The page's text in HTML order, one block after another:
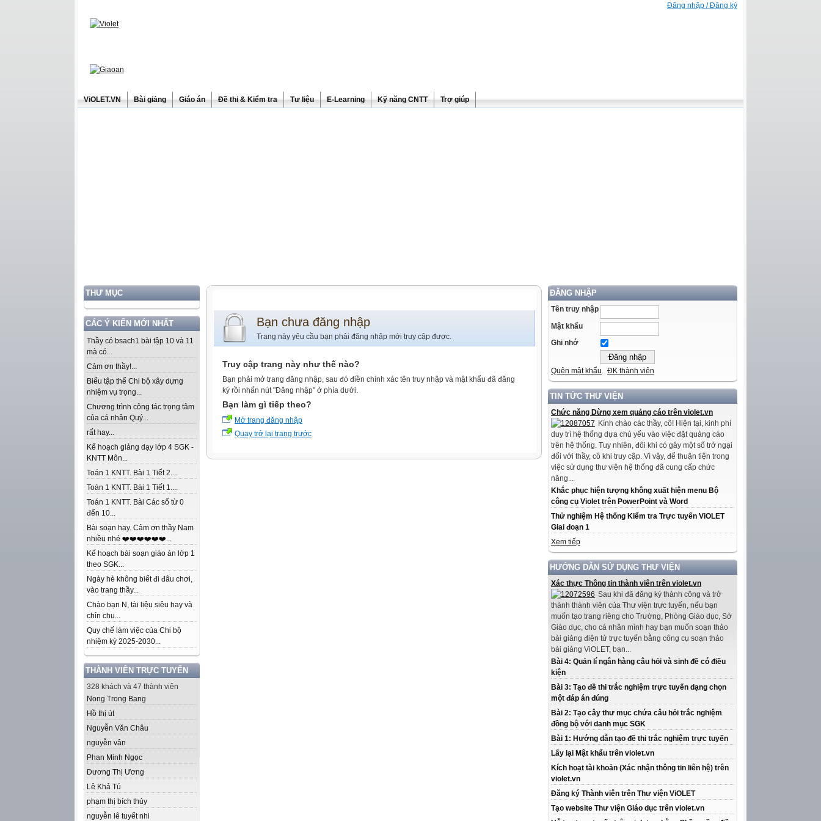
Đăng nhập / Đăng ký
ViOLET.VN Bài giảng Giáo án Đề thi & Kiểm tra Tư liệu E-Learning Kỹ năng CNTT Trợ giúp
THƯ MỤC
CÁC Ý KIẾN MỚI NHẤT
Thầy có bsach1 bài tập 10 và 11
mà có...
Cảm ơn thầy!...
Biểu tập thể Chi bộ xây dựng
nhiệm vụ trọng...
Chương trình công tác trọng tâm
của cá nhân Quý...
rất hay...
Kế hoạch giảng dạy lớp 4 SGK -
KNTT Môn...
Toán 1 KNTT. Bài 1 Tiết 2....
Toán 1 KNTT. Bài 1 Tiết 1....
Toán 1 KNTT. Bài Các số từ 0
đến 10...
Bài soạn hay. Cảm ơn thầy Nam
nhiều nhé ❤️❤️❤️❤️❤️❤️...
Kế hoạch bài soạn giáo án lớp 1
theo SGK...
Ngày hè không biết đi đâu chơi,
vào trang thầy...
Chào bạn N, tài liệu siêu hay và
chỉn chu...
Quy chế làm việc của Chi bộ
nhiệm kỳ 2025-2030...
THÀNH VIÊN TRỰC TUYẾN
328 khách và 47 thành viên
Nong Trong Bang
Hồ thị út
Nguyễn Văn Châu
nguyễn vân
Phan Minh Ngọc
Dương Thị Ương
Lê Khả Tú
phạm thị bích thủy
nguyễn lê tuyết nhi
ĐĂNG NHẬP
Tên truy nhập
Mật khẩu
Ghi nhớ
Quên mật khẩu ĐK thành viên
TIN TỨC THƯ VIỆN
Chức năng Dừng xem quảng cáo trên violet.vn
Kính chào các thầy, cô! Hiện tại, kinh phí
duy trì hệ thống dựa chủ yếu vào việc đặt quảng cáo
trên hệ thống. Tuy nhiên, đôi khi có gây một số trở ngại
đối với thầy, cô khi truy cập. Vì vậy, để thuận tiện trong
việc sử dụng thư viện hệ thống đã cung cấp chức
năng...
Khắc phục hiện tượng không xuất hiện menu Bộ
công cụ Violet trên PowerPoint và Word
Thử nghiệm Hệ thống Kiểm tra Trực tuyến ViOLET
Giai đoạn 1
Xem tiếp
HƯỚNG DẪN SỬ DỤNG THƯ VIỆN
Xác thực Thông tin thành viên trên violet.vn
Sau khi đã đăng ký thành công và trở
thành thành viên của Thư viện trực tuyến, nếu bạn
muốn tạo trang riêng cho Trường, Phòng Giáo dục, Sở
Giáo dục, cho cá nhân mình hay bạn muốn soạn thảo
bài giảng điện tử trực tuyến bằng công cụ soạn thảo
bài giảng ViOLET, bạn...
Bài 4: Quản lí ngân hàng câu hỏi và sinh đề có điều
kiện
Bài 3: Tạo đề thi trắc nghiệm trực tuyến dạng chọn
một đáp án đúng
Bài 2: Tạo cây thư mục chứa câu hỏi trắc nghiệm
đồng bộ với danh mục SGK
Bài 1: Hướng dẫn tạo đề thi trắc nghiệm trực tuyến
Lấy lại Mật khẩu trên violet.vn
Kích hoạt tài khoản (Xác nhận thông tin liên hệ) trên
violet.vn
Đăng ký Thành viên trên Thư viện ViOLET
Tạo website Thư viện Giáo dục trên violet.vn
Bạn chưa đăng nhập
Trang này yêu cầu bạn phải đăng nhập mới truy cập được.
Truy cập trang này như thế nào?
Bạn phải mở trang đăng nhập, sau đó điền chính xác tên truy nhập và mật khẩu đã đăng
ký rồi nhấn nút "Đăng nhập" ở phía dưới.
Bạn làm gì tiếp theo?
Mở trang đăng nhập
Quay trở lại trang trước